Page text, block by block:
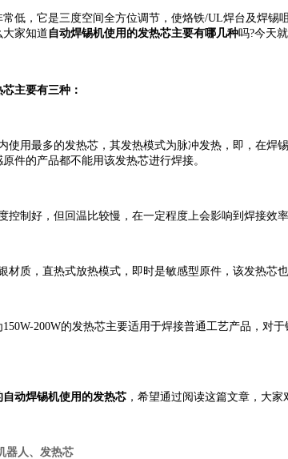
低，它是三度空间全方位调节，使烙铁/UL焊台及焊锡
家知道 自动焊锡机使用的发热芯主要有哪几种吗?今天
主要有三种：
使用最多的发热芯，其发热模式为脉冲发热，即，在
件的产品都不能用该发热芯进行焊接。
控制好，但回温比较慢，在一定程度上会影响到焊接效率
材质，直热式放热模式，即时是敏感型原件，该发热芯
150W-200W的发热芯主要适用于焊接普通工艺产品，对
自动焊锡机使用的发热芯 ，希望通过阅读这篇文章，大
器人、发热芯